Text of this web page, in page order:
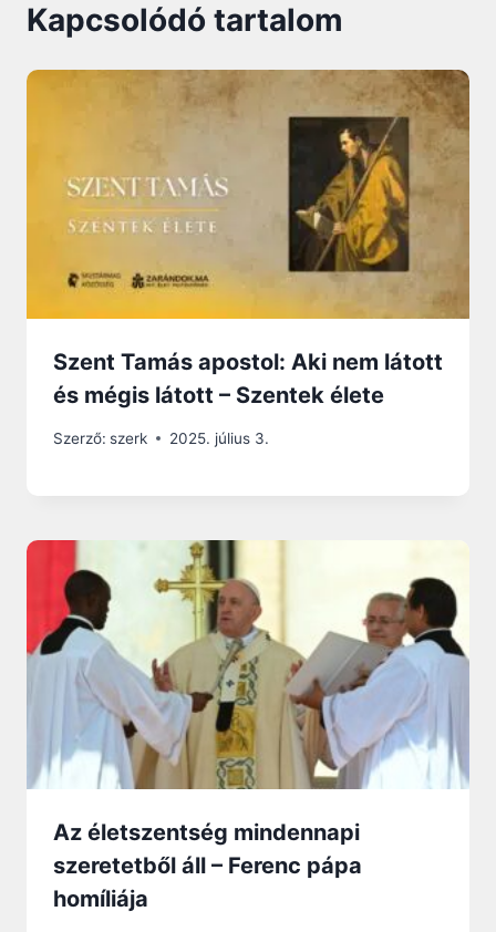
Kapcsolódó tartalom
Szent Tamás apostol: Aki nem látott
és mégis látott – Szentek élete
Szerző: szerk 2025. július 3.
Az életszentség mindennapi
szeretetből áll – Ferenc pápa
homíliája